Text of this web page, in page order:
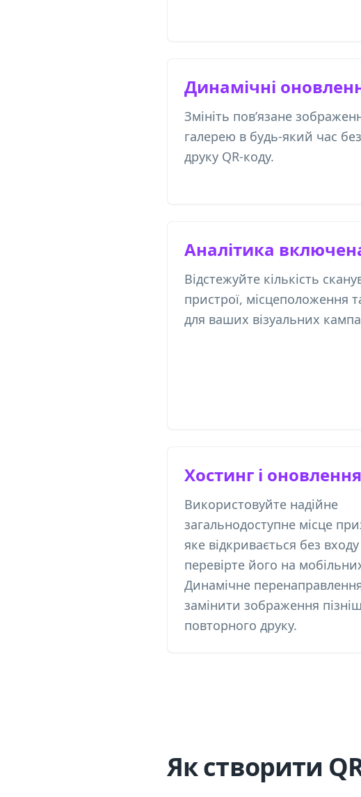
Динамічні
Змініть пов’язане
галерею в будь-який час
друку QR-коду.
Аналітика
Відстежуйте кількість
пристрої, місцеположення
для ваших візуальних
Хостинг і оновлення
Використовуйте надійне
загальнодоступне місце
яке відкривається без входу
перевірте його на
Динамічне
замінити зображення
повторного друку.
Як створити